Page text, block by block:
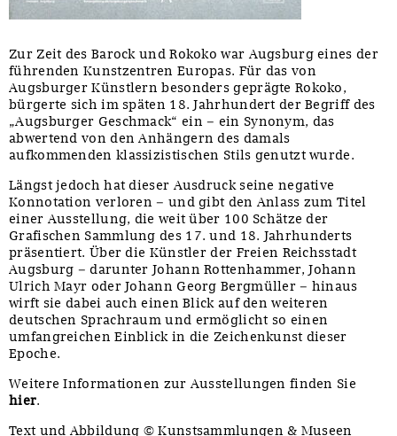
Zur Zeit des Barock und Rokoko war Augsburg eines der
führenden Kunstzentren Europas. Für das von
Augsburger Künstlern besonders geprägte Rokoko,
bürgerte sich im späten 18. Jahrhundert der Begriff des
„Augsburger Geschmack“ ein – ein Synonym, das
abwertend von den Anhängern des damals
aufkommenden klassizistischen Stils genutzt wurde.
Längst jedoch hat dieser Ausdruck seine negative
Konnotation verloren – und gibt den Anlass zum Titel
einer Ausstellung, die weit über 100 Schätze der
Grafischen Sammlung des 17. und 18. Jahrhunderts
präsentiert. Über die Künstler der Freien Reichsstadt
Augsburg – darunter Johann Rottenhammer, Johann
Ulrich Mayr oder Johann Georg Bergmüller – hinaus
wirft sie dabei auch einen Blick auf den weiteren
deutschen Sprachraum und ermöglicht so einen
umfangreichen Einblick in die Zeichenkunst dieser
Epoche.
Weitere Informationen zur Ausstellungen finden Sie
hier.
Text und Abbildung © Kunstsammlungen & Museen